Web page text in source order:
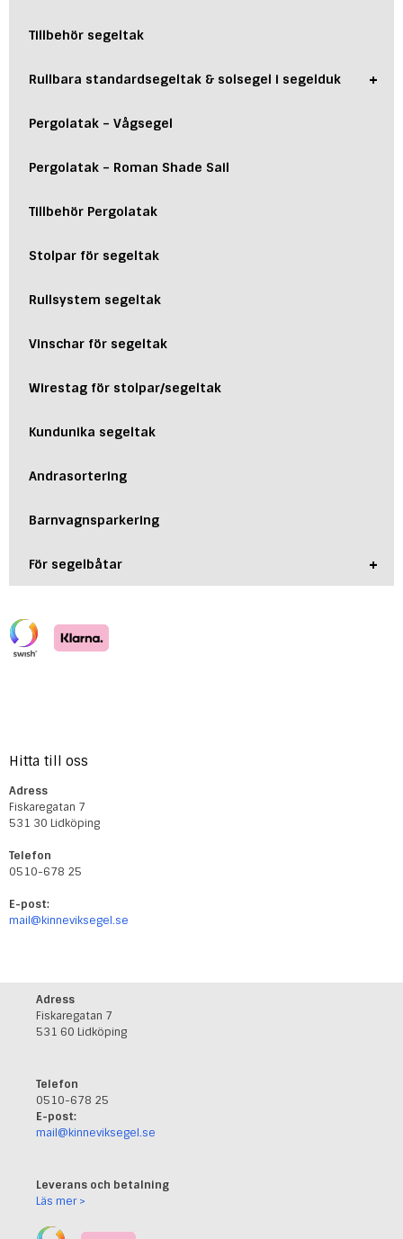
Tillbehör segeltak
+
Rullbara standardsegeltak & solsegel i segelduk
Pergolatak – Vågsegel
Pergolatak – Roman Shade Sail
Tillbehör Pergolatak
Stolpar för segeltak
Rullsystem segeltak
Vinschar för segeltak
Wirestag för stolpar/segeltak
Kundunika segeltak
Andrasortering
Barnvagnsparkering
+
För segelbåtar
Hitta till oss
Adress
Fiskaregatan 7
531 30 Lidköping
Telefon
0510-678 25
E-post:
mail@kinneviksegel.se
Adress
Fiskaregatan 7
531 60 Lidköping
Telefon
0510-678 25
E-post:
mail@kinneviksegel.se
Leverans och betalning
Läs mer >